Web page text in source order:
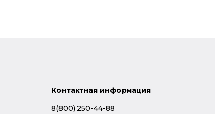
Контактная информация
8(800) 250-44-88